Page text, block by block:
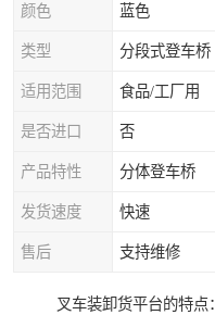
颜色 蓝色
类型 分段式登车桥
适用范围 食品/工厂用
是否进口 否
产品特性 分体登车桥
发货速度 快速
售后 支持维修
叉车装卸货平台的特